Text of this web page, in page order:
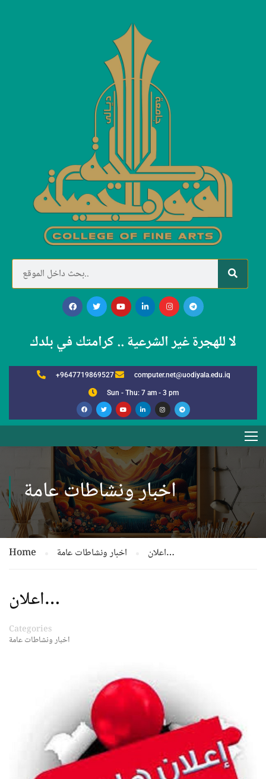
لا للهجرة غير الشرعية .. كرامتك في بلدك
+9647719869527 computer.net@uodiyala.edu.iq
Sun - Thu: 7 am - 3 pm
اخبار ونشاطات عامة
Home اخبار ونشاطات عامة اعلان…
اعلان…
Categories
اخبار ونشاطات عامة